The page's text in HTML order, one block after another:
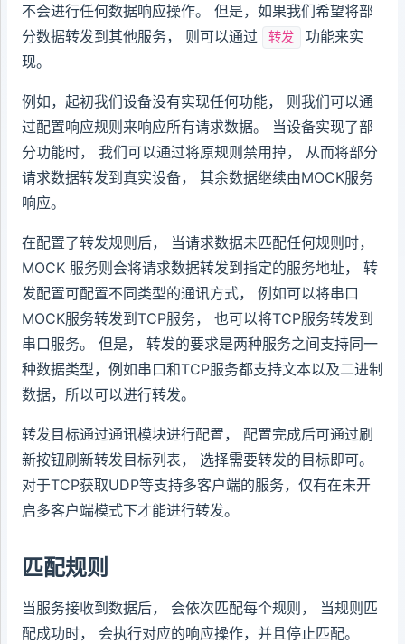
不会进行任何数据响应操作。 但是，如果我们希望将部
分数据转发到其他服务， 则可以通过
转发
功能来实
现。
例如，起初我们设备没有实现任何功能， 则我们可以通
过配置响应规则来响应所有请求数据。 当设备实现了部
分功能时， 我们可以通过将原规则禁用掉， 从而将部分
请求数据转发到真实设备， 其余数据继续由MOCK服务
响应。
在配置了转发规则后， 当请求数据未匹配任何规则时，
MOCK 服务则会将请求数据转发到指定的服务地址， 转
发配置可配置不同类型的通讯方式， 例如可以将串口
MOCK服务转发到TCP服务， 也可以将TCP服务转发到
串口服务。 但是， 转发的要求是两种服务之间支持同一
种数据类型，例如串口和TCP服务都支持文本以及二进制
数据，所以可以进行转发。
转发目标通过通讯模块进行配置， 配置完成后可通过刷
新按钮刷新转发目标列表， 选择需要转发的目标即可。
对于TCP获取UDP等支持多客户端的服务，仅有在未开
启多客户端模式下才能进行转发。
匹配规则
当服务接收到数据后， 会依次匹配每个规则， 当规则匹
配成功时， 会执行对应的响应操作，并且停止匹配。